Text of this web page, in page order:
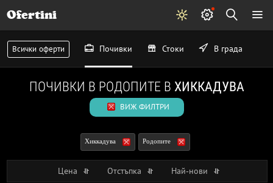
Ofertini
Всички оферти Почивки Стоки В града
ПОЧИВКИ В РОДОПИТЕ В ХИККАДУВА
ВИЖ ФИЛТРИ
Хиккадува Родопите
Цена Отстъпка Най-нови